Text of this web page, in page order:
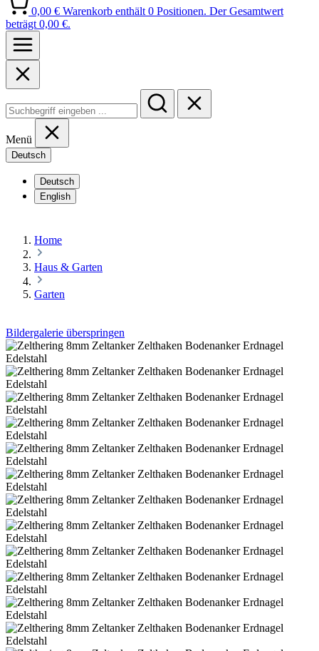
0,00 € Warenkorb enthält 0 Positionen. Der Gesamtwert
beträgt 0,00 €.
Menü
Deutsch
Deutsch
English
Home
Haus & Garten
Garten
Bildergalerie überspringen